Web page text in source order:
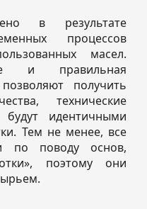
в результате
процессов
масел.
и правильная
получить
технические
будут идентичными
Тем не менее, все
по поводу основ,
поэтому они